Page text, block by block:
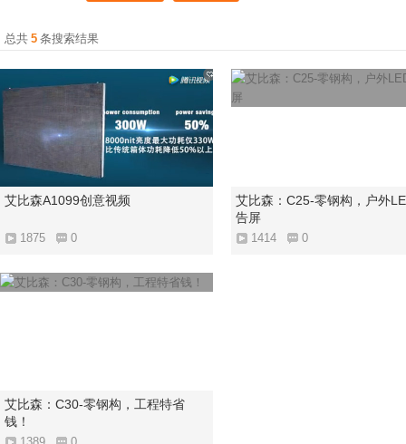
总共 5 条搜索结果
艾比森A1099创意视频
1875 0
艾比森：C25-零钢构，户外
告屏
1414 0
艾比森：C30-零钢构，工程特省
钱！